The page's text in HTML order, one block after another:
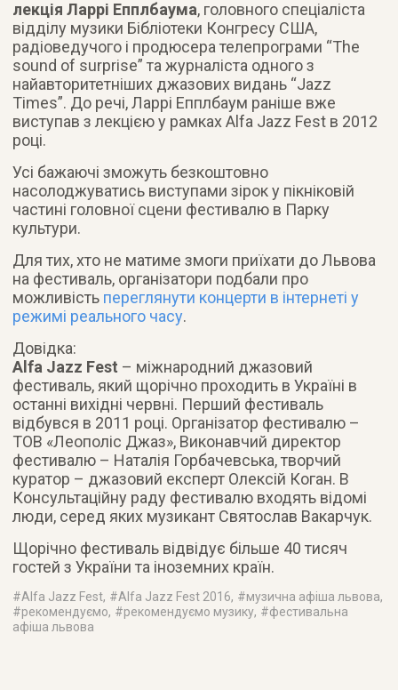
лекція Ларрі Епплбаума, головного спеціаліста
відділу музики Бібліотеки Конгресу США,
радіоведучого і продюсера телепрограми “The
sound of surprise” та журналіста одного з
найавторитетніших джазових видань “Jazz
Times”. До речі, Ларрі Епплбаум раніше вже
виступав з лекцією у рамках Alfa Jazz Fest в 2012
році.
Усі бажаючі зможуть безкоштовно
насолоджуватись виступами зірок у пікніковій
частині головної сцени фестивалю в Парку
культури.
Для тих, хто не матиме змоги приїхати до Львова
на фестиваль, організатори подбали про
можливість переглянути концерти в інтернеті у
режимі реального часу.
Довідка:
Alfa Jazz Fest – міжнародний джазовий
фестиваль, який щорічно проходить в Україні в
останні вихідні червні. Перший фестиваль
відбувся в 2011 році. Організатор фестивалю –
ТОВ «Леополіс Джаз», Виконавчий директор
фестивалю – Наталія Горбачевська, творчий
куратор – джазовий експерт Олексій Коган. В
Консультаційну раду фестивалю входять відомі
люди, серед яких музикант Святослав Вакарчук.
Щорічно фестиваль відвідує більше 40 тисяч
гостей з України та іноземних країн.
#Alfa Jazz Fest, #Alfa Jazz Fest 2016, #музична афіша львова,
#рекомендуємо, #рекомендуємо музику, #фестивальна
афіша львова